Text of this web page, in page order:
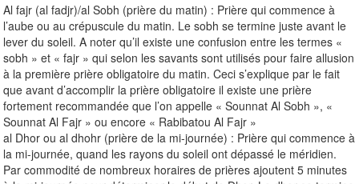
Al fajr (al fadjr)/al Sobh (prière du matin) : Prière qui commence à
l’aube ou au crépuscule du matin. Le sobh se termine juste avant le
lever du soleil. A noter qu’il existe une confusion entre les termes «
sobh » et « fajr » qui selon les savants sont utilisés pour faire allusion
à la première prière obligatoire du matin. Ceci s’explique par le fait
que avant d’accomplir la prière obligatoire il existe une prière
fortement recommandée que l’on appelle « Sounnat Al Sobh », «
Sounnat Al Fajr » ou encore « Rabibatou Al Fajr »
al Dhor ou al dhohr (prière de la mi-journée) : Prière qui commence à
la mi-journée, quand les rayons du soleil ont dépassé le méridien.
Par commodité de nombreux horaires de prières ajoutent 5 minutes